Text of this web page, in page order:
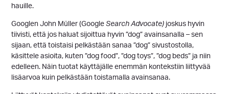
hauille.
Googlen John Müller (GoogleSearch Advocate) joskus hyvin
tiivisti, että jos haluat sijoittua hyvin ”dog” avainsanalla – sen
sijaan, että toistaisi pelkästään sanaa ”dog” sivustostolla,
käsittele asioita, kuten ”dog food”, ”dog toys”, ”dog beds” ja niin
edelleen. Näin tuotat käyttäjälle enemmän kontekstiin liittyvää
lisäarvoa kuin pelkästään toistamalla avainsanaa.